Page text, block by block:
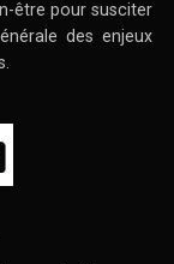
être pour susciter
des enjeux